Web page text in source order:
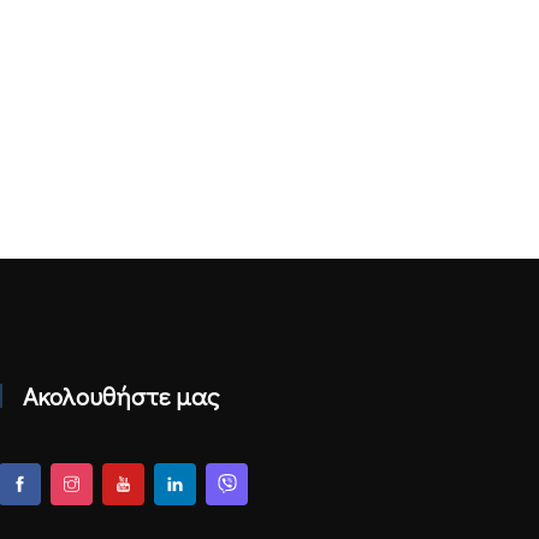
Ακολουθήστε μας